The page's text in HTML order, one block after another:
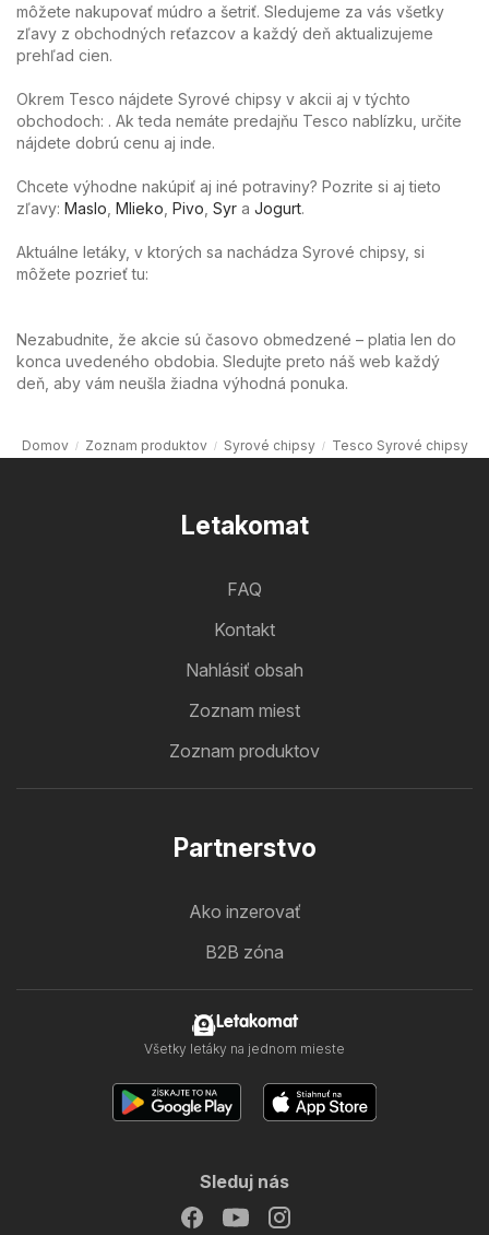
môžete nakupovať múdro a šetriť. Sledujeme za vás všetky
zľavy z obchodných reťazcov a každý deň aktualizujeme
prehľad cien.
Okrem Tesco nájdete Syrové chipsy v akcii aj v týchto
obchodoch: . Ak teda nemáte predajňu Tesco nablízku, určite
nájdete dobrú cenu aj inde.
Chcete výhodne nakúpiť aj iné potraviny? Pozrite si aj tieto
zľavy: Maslo Mlieko Pivo Syr a Jogurt.
Aktuálne letáky, v ktorých sa nachádza Syrové chipsy, si
môžete pozrieť tu:
Nezabudnite, že akcie sú časovo obmedzené – platia len do
konca uvedeného obdobia. Sledujte preto náš web každý
deň, aby vám neušla žiadna výhodná ponuka.
Domov Zoznam produktov Syrové chipsy Tesco Syrové chipsy
Letakomat
FAQ
Kontakt
Nahlásiť obsah
Zoznam miest
Zoznam produktov
Partnerstvo
Ako inzerovať
B2B zóna
Letakomat
Všetky letáky na jednom mieste
Sleduj nás